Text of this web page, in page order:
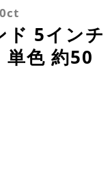
ド 5インチ
色 約50